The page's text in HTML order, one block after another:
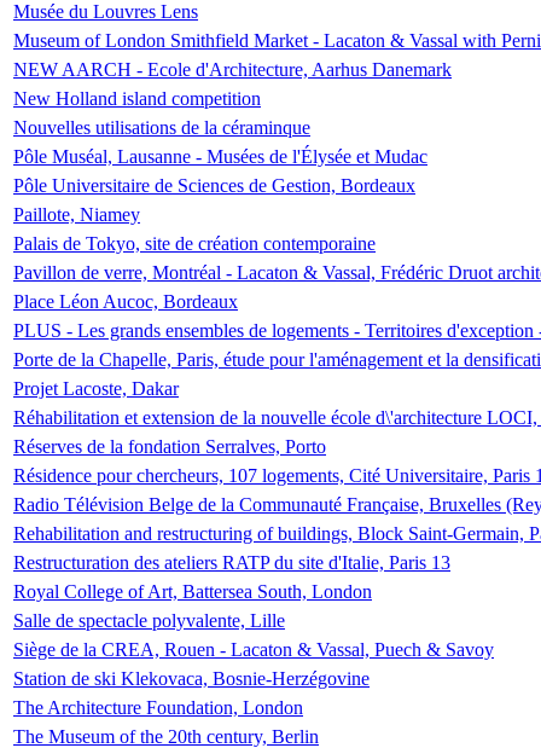
Musée du Louvres Lens
Museum of London Smithfield Market - Lacaton & Vassal with
NEW AARCH - Ecole d'Architecture, Aarhus Danemark
New Holland island competition
Nouvelles utilisations de la céraminque
Pôle Muséal, Lausanne - Musées de l'Élysée et Mudac
Pôle Universitaire de Sciences de Gestion, Bordeaux
Paillote, Niamey
Palais de Tokyo, site de création contemporaine
Pavillon de verre, Montréal - Lacaton & Vassal, Frédéric Druot
Place Léon Aucoc, Bordeaux
PLUS - Les grands ensembles de logements - Territoires
Porte de la Chapelle, Paris, étude pour l'aménagement et la
Projet Lacoste, Dakar
Réhabilitation et extension de la nouvelle école d\'architecture
Réserves de la fondation Serralves, Porto
Résidence pour chercheurs, 107 logements, Cité Universitaire, Paris
Radio Télévision Belge de la Communauté Française, Bruxelles
Rehabilitation and restructuring of buildings, Block Saint-Germain,
Restructuration des ateliers RATP du site d'Italie, Paris 13
Royal College of Art, Battersea South, London
Salle de spectacle polyvalente, Lille
Siège de la CREA, Rouen - Lacaton & Vassal, Puech & Savoy
Station de ski Klekovaca, Bosnie-Herzégovine
The Architecture Foundation, London
The Museum of the 20th century, Berlin